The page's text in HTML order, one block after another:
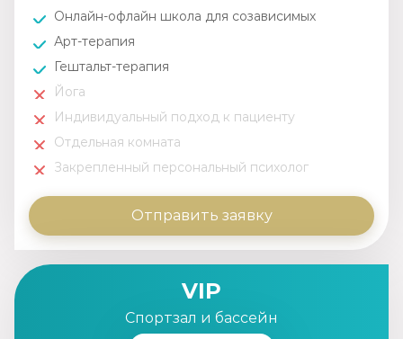
Онлайн-офлайн школа для созависимых
Арт-терапия
Гештальт-терапия
Йога
Индивидуальный подход к пациенту
Отдельная комната
Закрепленный персональный психолог
Отправить заявку
VIP
Спортзал и бассейн